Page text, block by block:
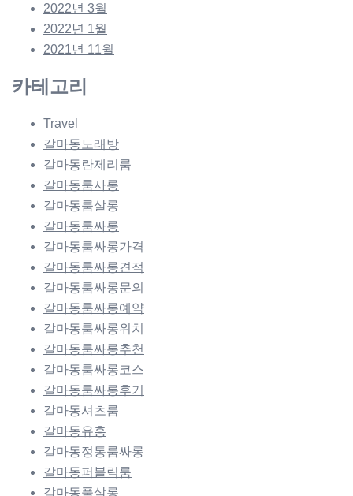
2022년 3월
2022년 1월
2021년 11월
카테고리
Travel
갈마동노래방
갈마동란제리룸
갈마동룸사롱
갈마동룸살롱
갈마동룸싸롱
갈마동룸싸롱가격
갈마동룸싸롱견적
갈마동룸싸롱문의
갈마동룸싸롱예약
갈마동룸싸롱위치
갈마동룸싸롱추천
갈마동룸싸롱코스
갈마동룸싸롱후기
갈마동셔츠룸
갈마동유흥
갈마동정통룸싸롱
갈마동퍼블릭룸
갈마동풀살롱